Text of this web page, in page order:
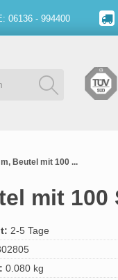
06136 - 994400
Beutel mit 100 ...
mit 100
2-5 Tage
0.080 kg